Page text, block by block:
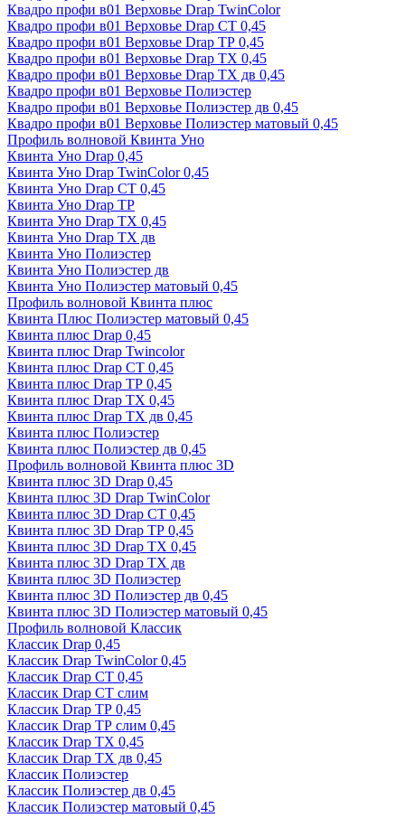
Квадро профи в01 Верховье Drap TwinColor
Квадро профи в01 Верховье Drap СТ 0,45
Квадро профи в01 Верховье Drap ТР 0,45
Квадро профи в01 Верховье Drap ТХ 0,45
Квадро профи в01 Верховье Drap ТХ дв 0,45
Квадро профи в01 Верховье Полиэстер
Квадро профи в01 Верховье Полиэстер дв 0,45
Квадро профи в01 Верховье Полиэстер матовый 0,45
Профиль волновой Квинта Уно
Квинта Уно Drap 0,45
Квинта Уно Drap TwinColor 0,45
Квинта Уно Drap СТ 0,45
Квинта Уно Drap ТР
Квинта Уно Drap ТХ 0,45
Квинта Уно Drap ТХ дв
Квинта Уно Полиэстер
Квинта Уно Полиэстер дв
Квинта Уно Полиэстер матовый 0,45
Профиль волновой Квинта плюс
Квинта Плюс Полиэстер матовый 0,45
Квинта плюс Drap 0,45
Квинта плюс Drap Twincolor
Квинта плюс Drap СТ 0,45
Квинта плюс Drap ТР 0,45
Квинта плюс Drap ТХ 0,45
Квинта плюс Drap ТХ дв 0,45
Квинта плюс Полиэстер
Квинта плюс Полиэстер дв 0,45
Профиль волновой Квинта плюс 3D
Квинта плюс 3D Drap 0,45
Квинта плюс 3D Drap TwinColor
Квинта плюс 3D Drap СТ 0,45
Квинта плюс 3D Drap ТР 0,45
Квинта плюс 3D Drap ТХ 0,45
Квинта плюс 3D Drap ТХ дв
Квинта плюс 3D Полиэстер
Квинта плюс 3D Полиэстер дв 0,45
Квинта плюс 3D Полиэстер матовый 0,45
Профиль волновой Классик
Классик Drap 0,45
Классик Drap TwinColor 0,45
Классик Drap СТ 0,45
Классик Drap СТ слим
Классик Drap ТР 0,45
Классик Drap ТР слим 0,45
Классик Drap ТХ 0,45
Классик Drap ТХ дв 0,45
Классик Полиэстер
Классик Полиэстер дв 0,45
Классик Полиэстер матовый 0,45